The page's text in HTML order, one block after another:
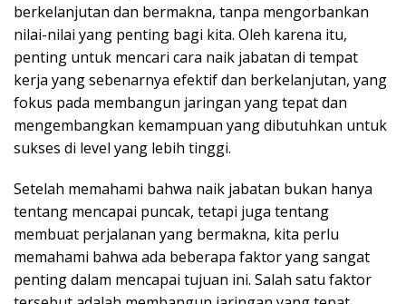
berkelanjutan dan bermakna, tanpa mengorbankan
nilai-nilai yang penting bagi kita. Oleh karena itu,
penting untuk mencari cara naik jabatan di tempat
kerja yang sebenarnya efektif dan berkelanjutan, yang
fokus pada membangun jaringan yang tepat dan
mengembangkan kemampuan yang dibutuhkan untuk
sukses di level yang lebih tinggi.
Setelah memahami bahwa naik jabatan bukan hanya
tentang mencapai puncak, tetapi juga tentang
membuat perjalanan yang bermakna, kita perlu
memahami bahwa ada beberapa faktor yang sangat
penting dalam mencapai tujuan ini. Salah satu faktor